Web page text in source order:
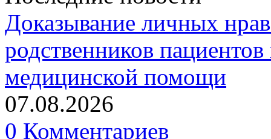
Доказывание личных
родственников
медицинской помощи
07.08.2026
0 Комментариев